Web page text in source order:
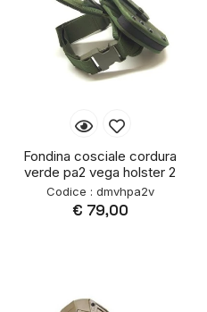
Fondina cosciale cordura
verde pa2 vega holster 2
Codice : dmvhpa2v
€ 79,00